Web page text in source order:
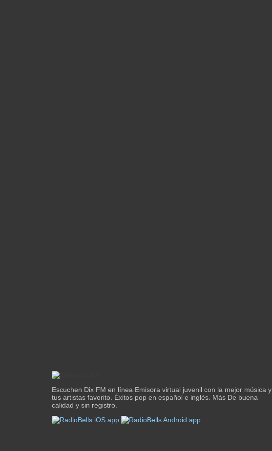
Escuchen Dix FM en línea Emisora virtual juvenil con la mejor música y
tus artistas favorito. Éxitos pop en español e inglés. Más De buena
calidad y sin registro.